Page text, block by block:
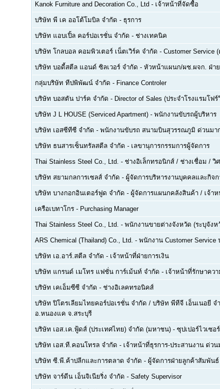
Kanok Furniture and Decoration Co., Ltd - เจ้าหน้าที่จัดซื้อ
บริษัท พี เค ออโต้โมบิล จำกัด - ธุรการ
บริษัท แอบเปิ้ล คอร์ปอเรชั่น จำกัด - ช่างเทคนิค
บริษัท โกลบอล คอมพิวเตอร์ เน็ตเวิร์ค จำกัด - Customer Service
บริษัท บอดี้สตีล แอนด์ ซิลเวอร์ จำกัด - หัวหน้าแผนก/ผช.ผจก. ฝ่า
กลุ่มบริษัท ทีปพิพัฒน์ จำกัด - Finance Controler
บริษัท บอสตัน ปาร์ค จำกัด - Director of Sales (ประจำโรงแรมโ
บริษัท J L HOUSE (Serviced Apartment) - พนักงานขับรถผู้บริหาร
บริษัท เอสซีทีซี จำกัด - พนักงานขับรถ สนามบินสุวรรณภูมิ ด่วนมา
บริษัท ธนสารเซ็นทรัลสตีล จำกัด - เลขานุการกรรมการผู้จัดการ
Thai Stainless Steel Co., Ltd. - ช่างอิเล็กทรอนิกส์ / ช่างเชื่อม / วิ
บริษัท สยามกลการเซลส์ จำกัด - ผู้จัดการบริหารงานบุคคลและกิจก
บริษัท บางกอกอินเตอร์ฟูด จำกัด - ผู้จัดการแผนกคลังสินค้า / เจ้า
เครือเบทาโกร - Purchasing Manager
Thai Stainless Steel Co., Ltd. - พนักงานขายต่างจังหวัด (ระบุจังห
ARS Chemical (Thailand) Co., Ltd. - พนักงาน Customer Service
บริษัท เอ.อาร์.สตีล จำกัด - เจ้าหน้าที่ฝ่ายการเงิน
บริษัท แกรนด์ เมโทร แฟชั่น การ์เม้นท์ จำกัด - เจ้าหน้าที่รักษาคว
บริษัท เคเอ็มซีซี จำกัด - ช่างอิเลคทรอนิคส์
บริษัท ปิโตรเลียมไทยคอร์ปอเรชั่น จำกัด / บริษัท พีทีจี เอ็นเนอยี จ
อ.หนองแค จ.สระบุรี
บริษัท เอส.เค.ฟู้ดส์ (ประเทศไทย) จำกัด (มหาชน) - ซุปเปอร์ไวเซ
บริษัท เอส.ที.คอนโทรล จำกัด - เจ้าหน้าที่ธุรการ-ประสานงาน ด่วน
บริษัท ซี.พี.ค้าปลีกและการตลาด จำกัด - ผู้จัดการฝ่ายลูกค้าสัมพันธ์
บริษัท จาร์ดีน เอ็นจิเนียริ่ง จำกัด - Safety Supervisor